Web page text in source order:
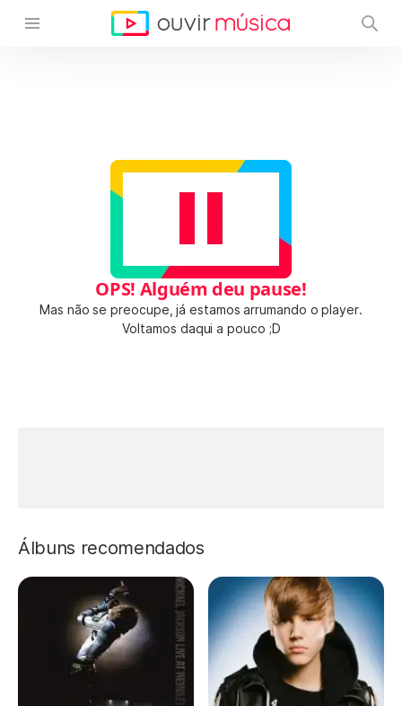
OPS! Alguém deu pause!
Mas não se preocupe, já estamos arrumando o player.
Voltamos daqui a pouco ;D
Álbuns recomendados